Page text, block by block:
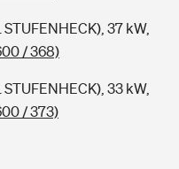
37 kW,
/ 368)
33 kW,
/ 373)